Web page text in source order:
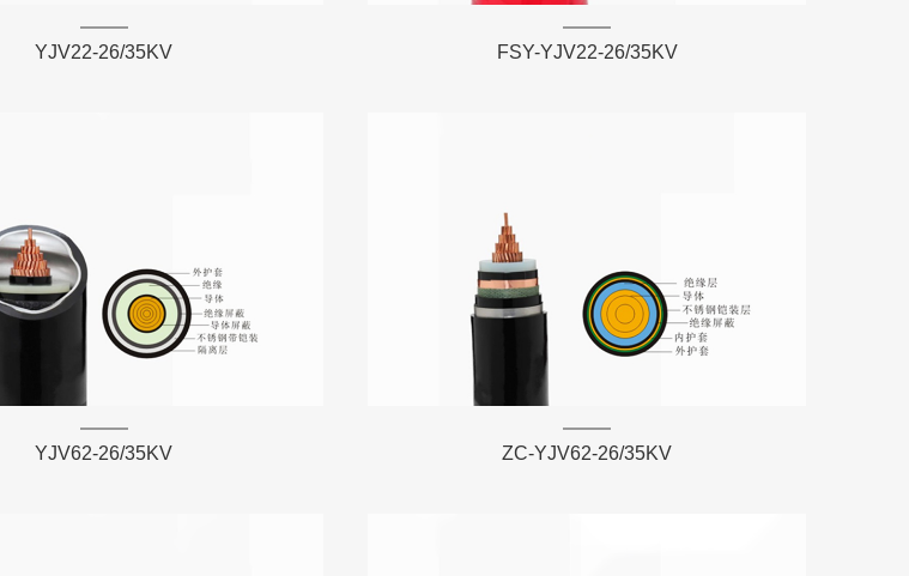
YJV22-26/35KV FSY-YJV22-26/35KV
YJV62-26/35KV ZC-YJV62-26/35KV